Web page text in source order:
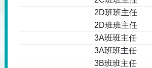
2D班班主任
2D班班主任
3A班班主任
3A班班主任
3B班班主任